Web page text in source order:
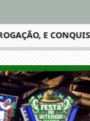
E